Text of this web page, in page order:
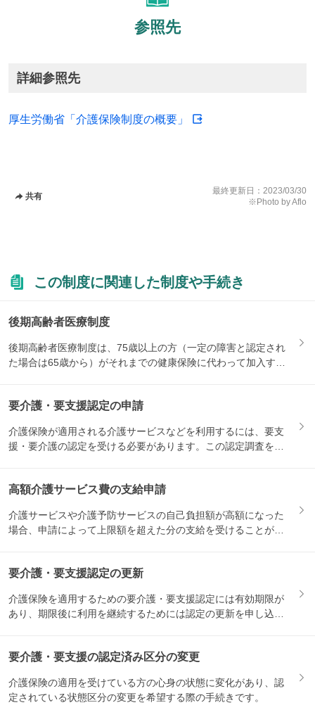
参照先
詳細参照先
厚生労働省「介護保険制度の概要」
共有
最終更新日： 2023/03/30
※Photo by Aflo
この制度に関連した制度や手続き
後期高齢者医療制度
後期高齢者医療制度は、75歳以上の方（一定の障害と認定され
た場合は65歳から）がそれまでの健康保険に代わって加入する
要介護・要支援認定の申請
介護保険が適用される介護サービスなどを利用するには、要支
援・要介護の認定を受ける必要があります。この認定調査を受
高額介護サービス費の支給申請
介護サービスや介護予防サービスの自己負担額が高額になった
場合、申請によって上限額を超えた分の支給を受けることがで
要介護・要支援認定の更新
介護保険を適用するための要介護・要支援認定には有効期限が
あり、期限後に利用を継続するためには認定の更新を申し込む
要介護・要支援の認定済み区分の変更
介護保険の適用を受けている方の心身の状態に変化があり、認
定されている状態区分の変更を希望する際の手続きです。